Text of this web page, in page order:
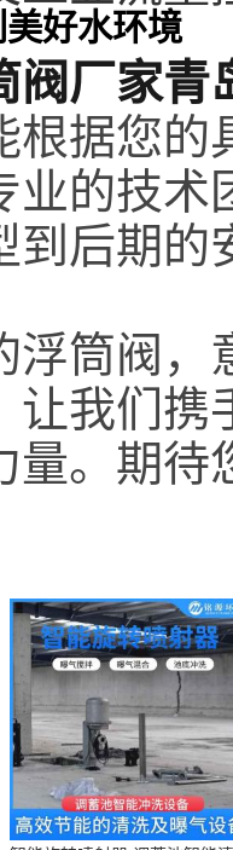
好水环境
阀厂家青
根据您
业的技
到后期
浮筒阀
让我们
量。期